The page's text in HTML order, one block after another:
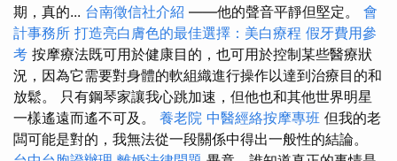
期，真的... 台南徵信社介紹 ——他的聲音平靜但堅定。 會
計事務所 打造亮白膚色的最佳選擇：美白療程 假牙費用參
考 按摩療法既可用於健康目的，也可用於控制某些醫療狀
況，因為它需要對身體的軟組織進行操作以達到治療目的和
放鬆。 只有鋼琴家讓我心跳加速，但他也和其他世界明星
一樣遙遠而遙不可及。 養老院 中醫經絡按摩專班 但我的老
闆可能是對的，我無法從一段關係中得出一般性的結論。